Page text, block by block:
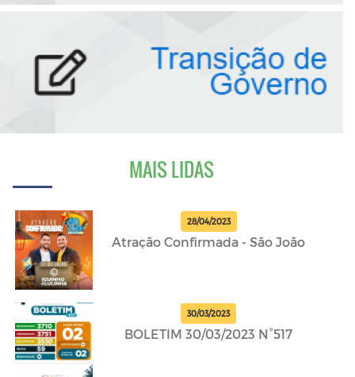
MAIS LIDAS
28/04/2023
Atração Confirmada - São João
30/03/2023
BOLETIM 30/03/2023 N°517